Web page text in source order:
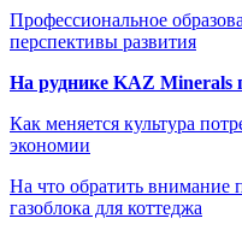
Профессиональное
перспективы развития
На руднике KAZ Minerals
Как меняется культура
экономии
На что обратить внимание
газоблока для коттеджа